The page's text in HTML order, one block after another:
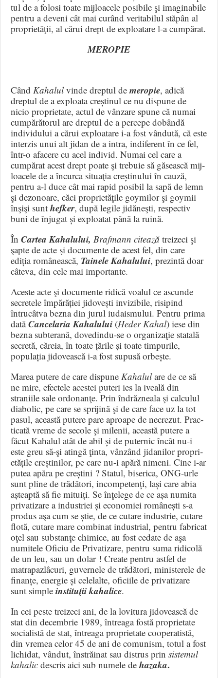
tul de a folosi toate mijloacele posibile şi imaginabile
pentru a deveni cât mai curând veritabilul stăpân al
proprietăţii, al cărui drept de exploatare l-a cumpărat.
MEROPIE
Când Kahalulvinde dreptul de meropie, adică
dreptul de a exploata creștinul ce nu dispune de
nicio pro­pri­etate, actul de vânzare spune că numai
cumpărătorul are dreptul de a percepe dobândă
individului a cărui exploatare i-a fost vândută, că este
interzis unui alt jidan de a intra, indiferent în ce fel,
într-o afacere cu acel individ. Numai cel care a
cumpărat acest drept poate şi trebuie să găsească mij­
loacele de a încurca situaţia creștinului în cauză,
pentru a-l duce cât mai rapid posibil la sapă de lemn
şi dezonoare, căci proprie­tăţile goymilor şi goymii
înşişi sunthefker, după legile jidă­neşti, respectiv
buni de înjugat și exploatat până la ruină.
ÎnCartea Kahalului,Brafmann citează treizeci şi
şapte de acte şi docu­mente de acest fel, din care
ediția românească, Tainele Kahalului, prezintă doar
câteva, din cele mai importante.
Aceste acte şi documente ridică voalul ce ascunde
secretele împărăției jidovești invizibile, risipind
întrucâtva bezna din jurul iudaismului. Pentru prima
dată Cancelaria Kahalului (Heder Kahal) iese din
bezna subterană, dovedindu-se o organi­zaţie sta­tală
secretă, căreia, în toate țările și toate timpurile,
populația jidovească i-a fost supusă orbește.
Marea putere de care dispune Kahalulare de ce să
ne mire, efectele acestei puteri ies la iveală din
straniile sale ordonanţe. Prin îndrăzneala şi calculul
diabolic, pe care se sprijină şi de care face uz la tot
pasul, această putere pare aproape de necrezut. Prac­
ticată vreme de secole şi milenii, această putere a
făcut Kahalul atât de abil și de puternic încât nu-i
este greu să-şi atingă ţinta, vânzând jidanilor propri­
etățile creștinilor, pe care nu-i apără nimeni. Cine i-ar
putea apăra pe creștini ? Statul, biserica, ONG-urle
sunt pline de trădători, incompetenți, lași care abia
așteaptă să fie mituiți. Se înţelege de ce așa numita
privatizare a industriei și economiei românești s-a
produs aşa cum se știe, de ce cutare industrie, cutare
flotă, cutare mare combinat indus­trial, pentru fabricat
oţel sau substanţe chimice, au fost cedate de aşa
numitele Oficiu de Privatizare, pentru suma ridicolă
de un leu, sau un dolar ! Create pentru astfel de
matrapazlâcuri, guvernele de trădători, ministerele de
finanțe, energie și celelalte, oficiile de privatizare
sunt simpleinstituţii kahalice.
In cei peste treizeci ani, de la lovitura jidovească de
stat din decembrie 1989, întreaga fostă proprietate
socialistă de stat, întreaga proprietate cooperatistă,
din vremea celor 45 de ani de comunism, totul a fost
lichidat, vândut, înstrăinat sau distrus prinsistemul
kahalic descris aici sub numele dehazaka.